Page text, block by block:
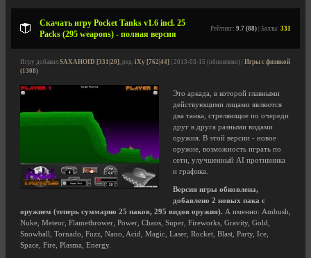
Скачать игру Pocket Tanks v1.6 incl. 25
Packs (295 weapons) - полная версия
Рейтинг: 9.7 (88) | Баллы: 331
Игру добавил SAXAHOID [331|20], ред. iXy [762|44] | 2013-03-15 (обновлено) | Игры с физикой
(1308)
Это аркада, в которой главными
действующими лицами являются
два танка, стреляющие по очереди
друг в друга разными видами
оружия. В этой версии - новое
оружие, возможность играть по
сети, улучшенный AI противника
и графика.
Версия игры обновлена,
добавлено 2 новых пака с
оружием (теперь суммарно 25 паков, 295 видов оружия). А именно: Ambush,
Nuke, Meteor, Flamethrower, Power, Chaos, Super, Fireworks, Gravity, Gold,
Snowball, Tornado, Fuzz, Nano, Acid, Magic, Laser, Rocket, Blast, Party, Ice,
Space, Fire, Plasma, Energy.